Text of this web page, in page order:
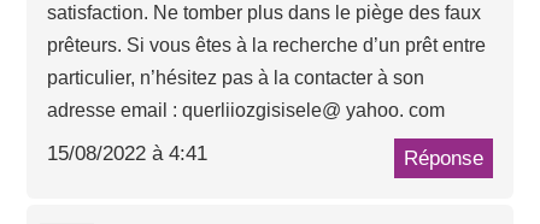
satisfaction. Ne tomber plus dans le piège des faux
prêteurs. Si vous êtes à la recherche d’un prêt entre
particulier, n’hésitez pas à la contacter à son
adresse email : querliiozgisisele@ yahoo. com
15/08/2022 à 4:41 Réponse